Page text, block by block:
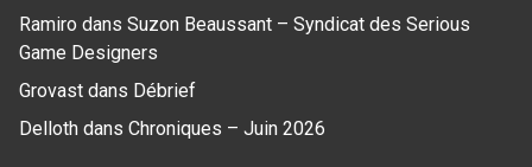
Ramiro dans Suzon Beaussant – Syndicat des Serious
Game Designers
Grovast dans Débrief
Delloth dans Chroniques – Juin 2026